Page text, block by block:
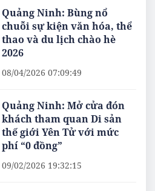
Quảng Ninh: Bùng nổ
chuỗi sự kiện văn hóa, thể
thao và du lịch chào hè
2026
08/04/2026 07:09:49
Quảng Ninh: Mở cửa đón
khách tham quan Di sản
thế giới Yên Tử với mức
phí “0 đồng”
09/02/2026 19:32:15